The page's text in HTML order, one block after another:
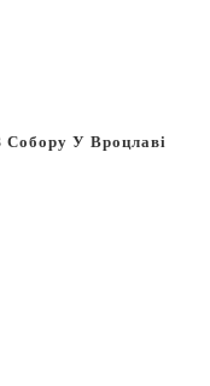
Собору У Вроцлаві